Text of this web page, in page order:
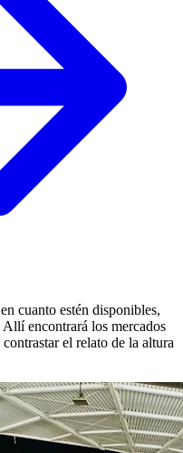
cuanto estén disponibles,
Allí encontrará los mercados
el relato de la altura